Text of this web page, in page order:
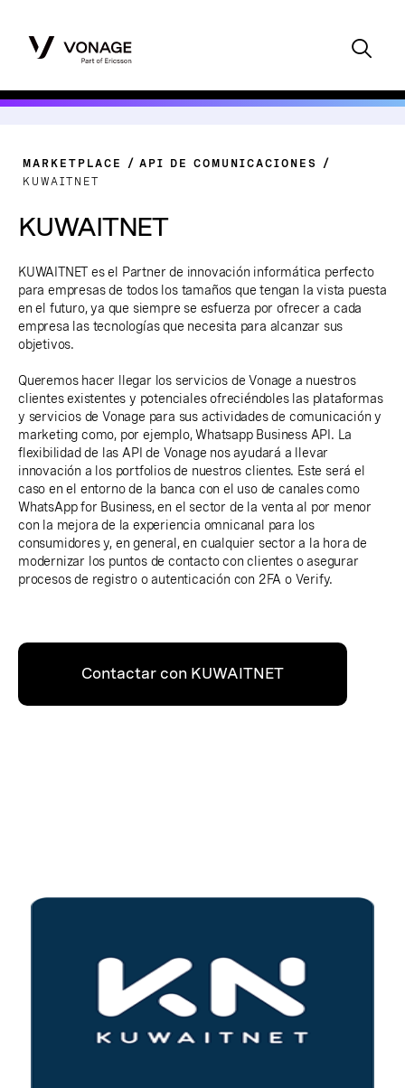
MARKETPLACE
API DE COMUNICACIONES
KUWAITNET
KUWAITNET
KUWAITNET es el Partner de innovación informática perfecto
para empresas de todos los tamaños que tengan la vista puesta
en el futuro, ya que siempre se esfuerza por ofrecer a cada
empresa las tecnologías que necesita para alcanzar sus
objetivos.
Queremos hacer llegar los servicios de Vonage a nuestros
clientes existentes y potenciales ofreciéndoles las plataformas
y servicios de Vonage para sus actividades de comunicación y
marketing como, por ejemplo, Whatsapp Business API. La
flexibilidad de las API de Vonage nos ayudará a llevar
innovación a los portfolios de nuestros clientes. Este será el
caso en el entorno de la banca con el uso de canales como
WhatsApp for Business, en el sector de la venta al por menor
con la mejora de la experiencia omnicanal para los
consumidores y, en general, en cualquier sector a la hora de
modernizar los puntos de contacto con clientes o asegurar
procesos de registro o autenticación con 2FA o Verify.
Contactar con KUWAITNET